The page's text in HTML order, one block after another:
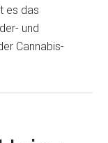
es das
und
Cannabis-